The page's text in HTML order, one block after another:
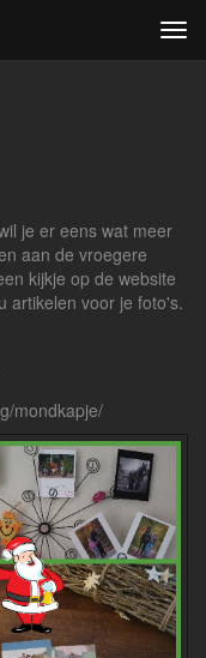
je er eens wat meer
aan de vroegere
kijkje op de website
artikelen voor je foto's.
mondkapje/